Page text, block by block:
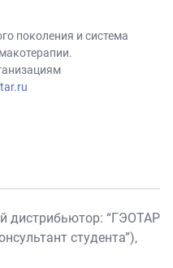
поколения и система
дистрибьютор: “ГЭОТАР
студента”),